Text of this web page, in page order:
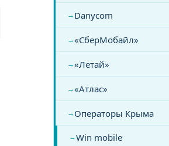
Danycom
«СберМобайл»
«Летай»
«Атлас»
Операторы Крыма
Win mobile